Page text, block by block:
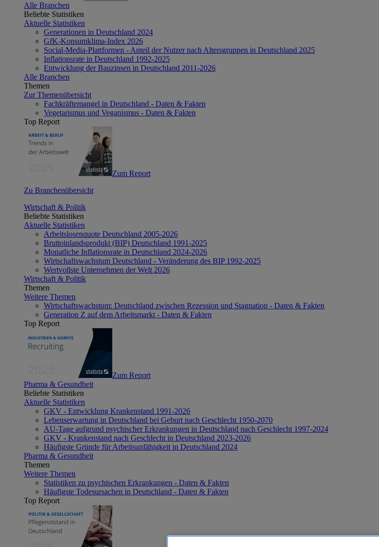
Alle Branchen
Beliebte Statistiken
Aktuelle Statistiken
Generationen in Deutschland 2024
GfK-Konsumklima-Index 2026
Social-Media-Plattformen - Anteil der Nutzer nach Altersgruppen in Deutschland 2025
Inflationsrate in Deutschland 1992-2025
Entwicklung der Bauzinsen in Deutschland 2011-2026
Alle Branchen
Themen
Zur Themenübersicht
Fachkräftemangel in Deutschland - Daten & Fakten
Vegetarismus und Veganismus - Daten & Fakten
Top Report
Zum Report
Zu Branchenübersicht
Wirtschaft & Politik
Beliebte Statistiken
Aktuelle Statistiken
Arbeitslosenquote Deutschland 2005-2026
Bruttoinlandsprodukt (BIP) Deutschland 1991-2025
Monatliche Inflationsrate in Deutschland 2024-2026
Wirtschaftswachstum Deutschland - Veränderung des BIP 1992-2025
Wertvollste Unternehmen der Welt 2026
Wirtschaft & Politik
Themen
Weitere Themen
Wirtschaftswachstum: Deutschland zwischen Rezession und Stagnation - Daten & Fakten
Generation Z auf dem Arbeitsmarkt - Daten & Fakten
Top Report
Zum Report
Pharma & Gesundheit
Beliebte Statistiken
Aktuelle Statistiken
GKV - Entwicklung Krankenstand 1991-2026
Lebenserwartung in Deutschland bei Geburt nach Geschlecht 1950-2070
AU-Tage aufgrund psychischer Erkrankungen in Deutschland nach Geschlecht 1997-2024
GKV - Krankenstand nach Geschlecht in Deutschland 2023-2026
Häufigste Gründe für Arbeitsunfähigkeit in Deutschland 2024
Pharma & Gesundheit
Themen
Weitere Themen
Statistiken zu psychischen Erkrankungen - Daten & Fakten
Häufigste Todesursachen in Deutschland - Daten & Fakten
Top Report